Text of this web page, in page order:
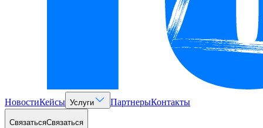
НовостиКейсы Услуги ПартнерыКонтакты
СвязатьсяСвязаться